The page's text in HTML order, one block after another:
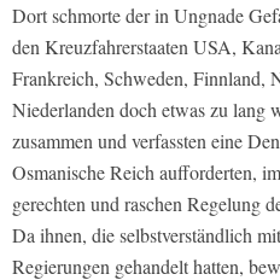
Dort schmorte der in Ungnade
den Kreuzfahrerstaaten USA,
Frankreich, Schweden, Finnland,
Niederlanden doch etwas zu lang
zusammen und verfassten eine
Osmanische Reich aufforderten,
gerechten und raschen Regelung
Da ihnen, die selbstverständlich
Regierungen gehandelt hatten,